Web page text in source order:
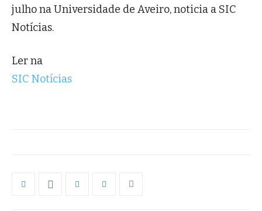
julho na Universidade de Aveiro, noticia a SIC
Notícias.
Ler na
SIC Notícias